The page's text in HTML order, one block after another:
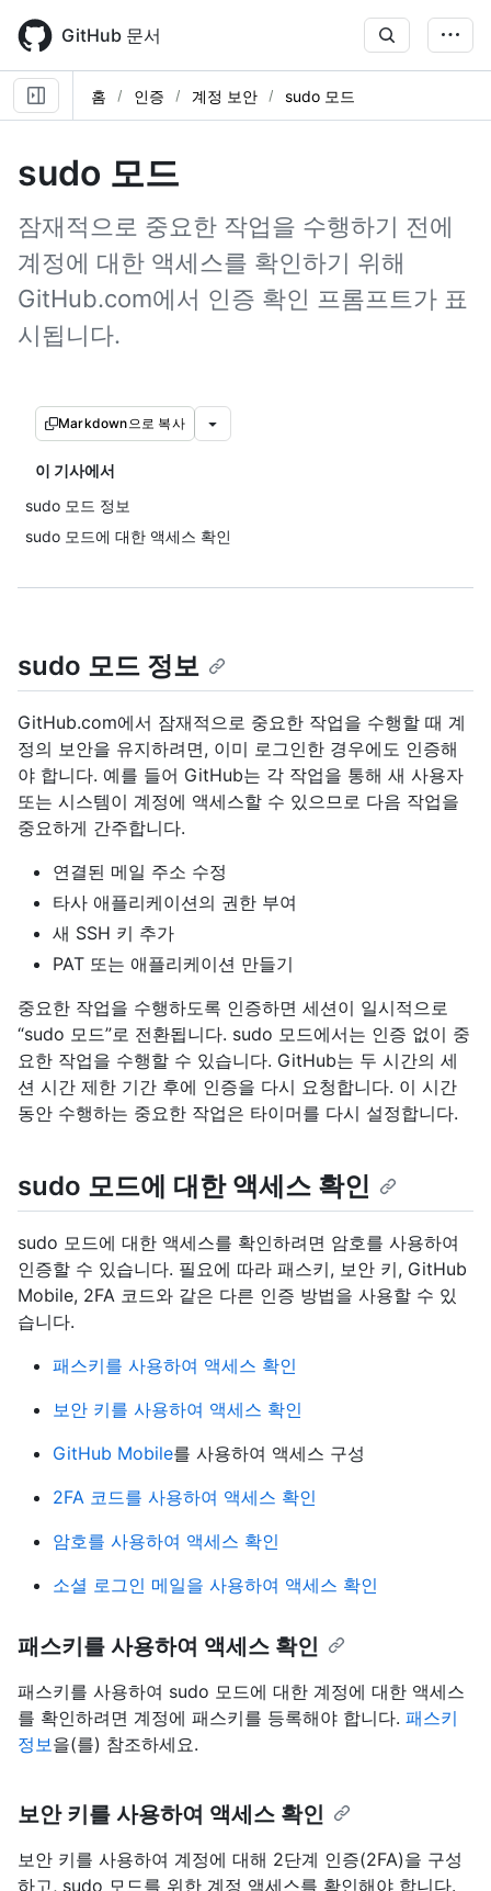
main
content
GitHub 문서
홈 인증 계정 보안 sudo 모드
sudo 모드
잠재적으로 중요한 작업을 수행하기 전에
계정에 대한 액세스를 확인하기 위해
GitHub.com에서 인증 확인 프롬프트가 표
시됩니다.
Markdown으로 복사
이 기사에서
sudo 모드 정보
sudo 모드에 대한 액세스 확인
sudo 모드 정보
GitHub.com에서 잠재적으로 중요한 작업을 수행할 때 계
정의 보안을 유지하려면, 이미 로그인한 경우에도 인증해
야 합니다. 예를 들어 GitHub는 각 작업을 통해 새 사용자
또는 시스템이 계정에 액세스할 수 있으므로 다음 작업을
중요하게 간주합니다.
연결된 메일 주소 수정
타사 애플리케이션의 권한 부여
새 SSH 키 추가
PAT 또는 애플리케이션 만들기
중요한 작업을 수행하도록 인증하면 세션이 일시적으로
“sudo 모드”로 전환됩니다. sudo 모드에서는 인증 없이 중
요한 작업을 수행할 수 있습니다. GitHub는 두 시간의 세
션 시간 제한 기간 후에 인증을 다시 요청합니다. 이 시간
동안 수행하는 중요한 작업은 타이머를 다시 설정합니다.
sudo 모드에 대한 액세스 확인
sudo 모드에 대한 액세스를 확인하려면 암호를 사용하여
인증할 수 있습니다. 필요에 따라 패스키, 보안 키, GitHub
Mobile, 2FA 코드와 같은 다른 인증 방법을 사용할 수 있
습니다.
패스키를 사용하여 액세스 확인
보안 키를 사용하여 액세스 확인
GitHub Mobile를 사용하여 액세스 구성
2FA 코드를 사용하여 액세스 확인
암호를 사용하여 액세스 확인
소셜 로그인 메일을 사용하여 액세스 확인
패스키를 사용하여 액세스 확인
패스키를 사용하여 sudo 모드에 대한 계정에 대한 액세스
를 확인하려면 계정에 패스키를 등록해야 합니다. 패스키
정보을(를) 참조하세요.
보안 키를 사용하여 액세스 확인
보안 키를 사용하여 계정에 대해 2단계 인증(2FA)을 구성
하고, sudo 모드를 위한 계정 액세스를 확인해야 합니다.